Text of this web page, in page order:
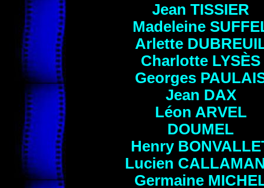
Jean TISSIER
Madeleine
Arlette
Charlotte LYSÈS
Georges
Jean DAX
Léon ARVEL
DOUMEL
Henry
Lucien
Germaine